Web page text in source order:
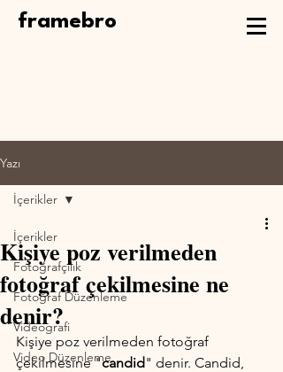
framebro
Yazı
İçerikler
Fotoğrafçılık
Fotoğraf Düzenleme
Videografi
Video Düzenleme
İçerikler
Kişiye poz verilmeden
fotoğraf çekilmesine ne
denir?
Kişiye poz verilmeden fotoğraf
çekilmesine "candid" denir. Candid,